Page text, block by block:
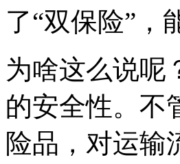
了“双保险”，
为啥这么说
的安全性。不
险品，对运输